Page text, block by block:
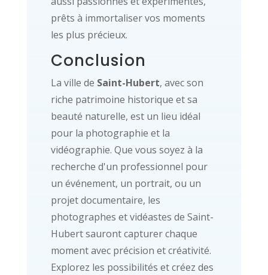
prêts à immortaliser vos moments
les plus précieux.
Conclusion
La ville de Saint-Hubert, avec son
riche patrimoine historique et sa
beauté naturelle, est un lieu idéal
pour la photographie et la
vidéographie. Que vous soyez à la
recherche d'un professionnel pour
un événement, un portrait, ou un
projet documentaire, les
photographes et vidéastes de Saint-
Hubert sauront capturer chaque
moment avec précision et créativité.
Explorez les possibilités et créez des